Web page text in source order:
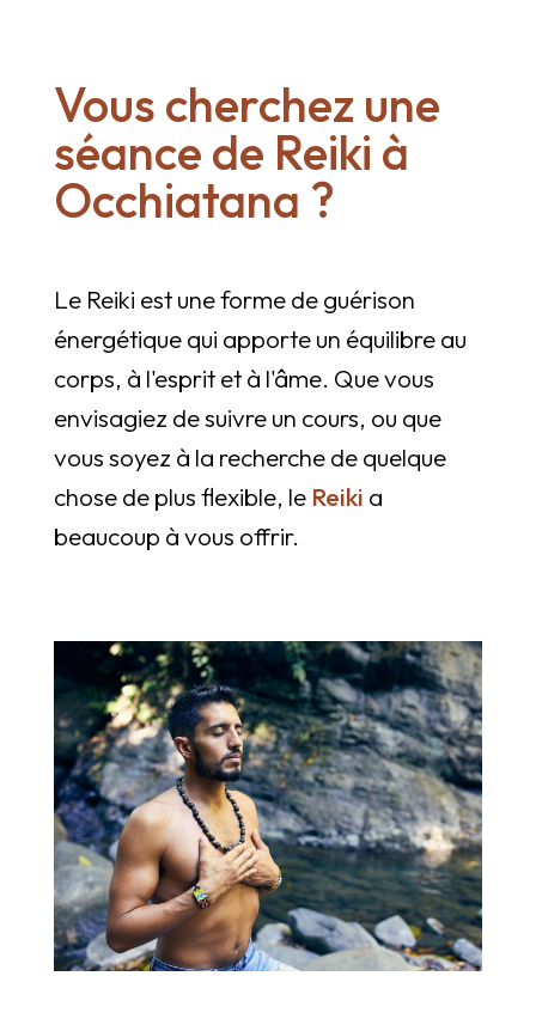
Vous cherchez une
séance de Reiki à
Occhiatana ?
Le Reiki est une forme de guérison
énergétique qui apporte un équilibre au
corps, à l'esprit et à l'âme. Que vous
envisagiez de suivre un cours, ou que
vous soyez à la recherche de quelque
chose de plus flexible, le Reiki a
beaucoup à vous offrir.